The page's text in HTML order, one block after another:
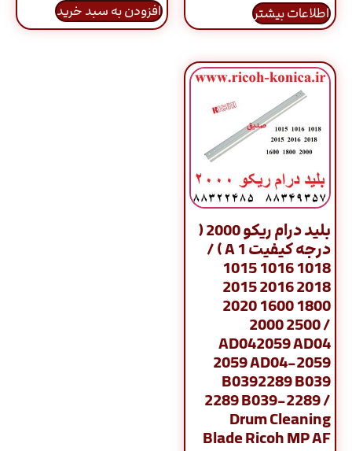
اطلاعات بیشتر افزودن به سبد خرید
بلید درام ریکو 2000 (
درجه کیفیت A 1 ) /
1015 1016 1018
2015 2016 2018
2020 1600 1800
2000 2500 /
AD042059 AD04
2059 AD04-2059
B0392289 B039
2289 B039-2289 /
Drum Cleaning
Blade Ricoh MP AF